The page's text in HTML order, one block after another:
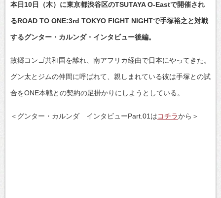
本日10日（木）に東京都渋谷区のTSUTAYA O-Eastで開催され
るROAD TO ONE:3rd TOKYO FIGHT NIGHTで手塚裕之と対戦
するグンター・カルンダ・インタビュー後編。
故郷コンゴ共和国を離れ、南アフリカ経由で日本にやってきた。
グン太とジムの仲間に呼ばれて、親しまれている彼は手塚との試
合をONE本戦との契約の足掛かりにしようとしている。
＜グンター・カルンダ インタビューPart.01はコチラから＞